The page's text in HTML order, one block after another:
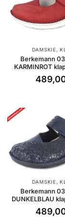
DAMSKIE,
Berkemann
KARMINROT
DAMSKIE,
Berkemann
DUNKELBLAU